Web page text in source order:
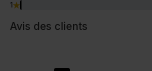
1
Avis des clients